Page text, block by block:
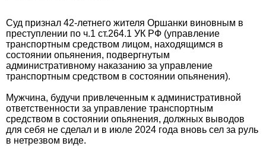
Суд признал 42-летнего жителя Оршанки виновным в
преступлении по ч.1 ст.264.1 УК РФ (управление
транспортным средством лицом, находящимся в
состоянии опьянения, подвергнутым
административному наказанию за управление
транспортным средством в состоянии опьянения).
Мужчина, будучи привлеченным к административной
ответственности за управление транспортным
средством в состоянии опьянения, должных выводов
для себя не сделал и в июле 2024 года вновь сел за руль
в нетрезвом виде.